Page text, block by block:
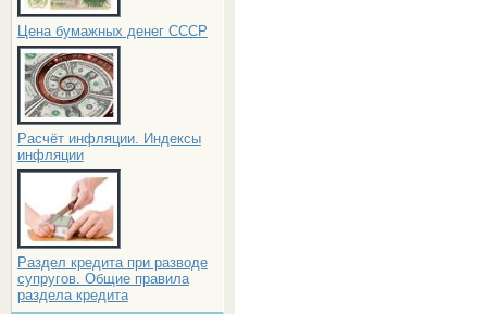
Цена бумажных денег СССР
Расчёт инфляции. Индексы
инфляции
Раздел кредита при разводе
супругов. Общие правила
раздела кредита